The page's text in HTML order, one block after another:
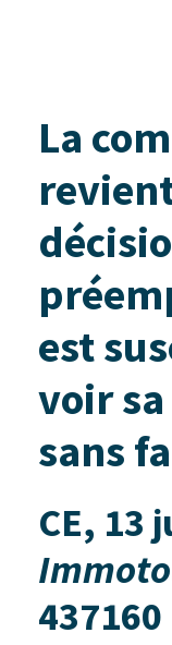
La
est
voir
sans
CE, 13
437160